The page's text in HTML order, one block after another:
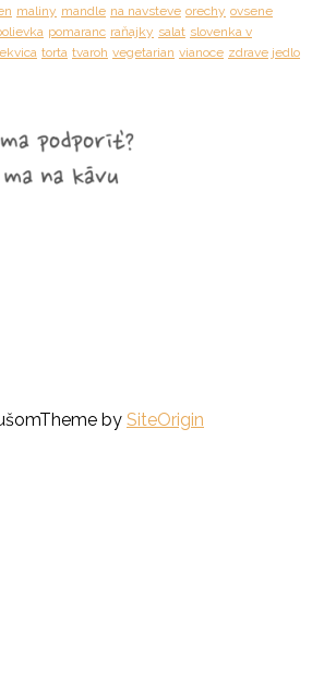
maliny mandle na navsteve orechy ovsene
pomaranc raňajky salat slovenka v
torta tvaroh vegetarian vianoce zdrave jedlo
Theme by SiteOrigin